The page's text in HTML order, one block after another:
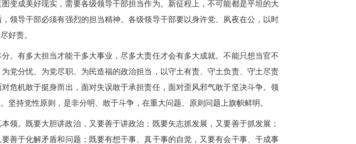
变成美好现实，需要各级领导干部担当作为。新征程上，不可能都是平坦的大
领导干部必须有强烈的担当精神。各级领导干部要以身许党、夙夜在公，以时
好责。
。有多大担当才能干多大事业，尽多大责任才会有多大成就。不能只想当官不
党分忧、为党尽职、为民造福的政治担当，以守土有责、守土负责、守土尽责
危机敢于挺身而出，面对失误敢于承担责任，面对歪风邪气敢于坚决斗争。领
持党性原则，是非分明、敢于斗争，在重大问题、原则问题上旗帜鲜明。
领。既要大胆讲政治，又要善于讲政治；既要矢志抓发展，又要善于抓发展；
善于化解矛盾和问题；既要有想干事、真干事的自觉，又要有会干事、干成事